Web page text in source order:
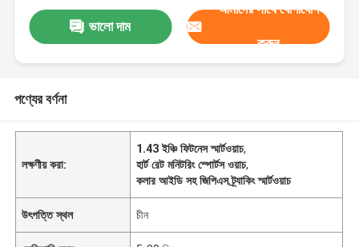
ভালো দাম
আমাদের সাথে যোগাযোগ
করুন
পণ্যের বর্ণনা
লক্ষণীয় করা:
1.43 ইঞ্চি ফিটনেস স্মার্টওয়াচ,
হার্ট রেট মনিটরিং স্পোর্টস ওয়াচ,
কলার আইডি সহ জিপিএস ট্র্যাকিং স্মার্টওয়াচ
উৎপত্তি স্থল চীন